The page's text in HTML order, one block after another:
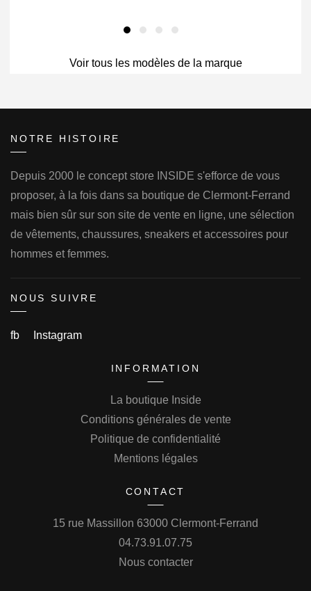
Voir tous les modèles de la marque
NOTRE HISTOIRE
Depuis 2000 le concept store INSIDE s'efforce de vous
proposer, à la fois dans sa boutique de Clermont-Ferrand
mais bien sûr sur son site de vente en ligne, une sélection
de vêtements, chaussures, sneakers et accessoires pour
hommes et femmes.
NOUS SUIVRE
fb Instagram
INFORMATION
La boutique Inside
Conditions générales de vente
Politique de confidentialité
Mentions légales
CONTACT
15 rue Massillon 63000 Clermont-Ferrand
04.73.91.07.75
Nous contacter